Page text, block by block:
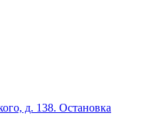
д. 138. Остановка